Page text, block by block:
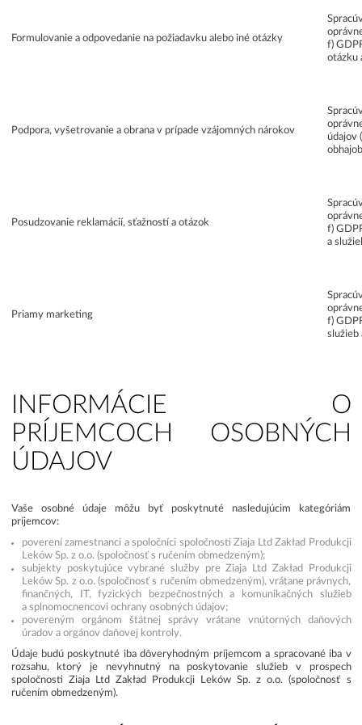
Formulovanie a odpovedanie na požiadavku alebo iné otázky
f)
otázku
Podpora, vyšetrovanie a obrana v prípade vzájomných nárokov
údajov
Posudzovanie reklamácií, sťažností a otázok
f)
a
Priamy marketing
f)
služieb
INFORMÁCIE O
PRÍJEMCOCH OSOBNÝCH
ÚDAJOV
Vaše osobné údaje môžu byť poskytnuté nasledujúcim kategóriám
príjemcov:
poverení zamestnanci a spoločníci spoločnosti Ziaja Ltd Zakład Produkcji
Leków Sp. z o.o. (spoločnosť s ručením obmedzeným);
subjekty poskytujúce vybrané služby pre Ziaja Ltd Zakład Produkcji
Leków Sp. z o.o. (spoločnosť s ručením obmedzeným), vrátane právnych,
finančných, IT, fyzických bezpečnostných a komunikačných služieb
a splnomocnencovi ochrany osobných údajov;
povereným orgánom štátnej správy vrátane vnútorných daňových
úradov a orgánov daňovej kontroly.
Údaje budú poskytnuté iba dôveryhodným príjemcom a spracované iba v
rozsahu, ktorý je nevyhnutný na poskytovanie služieb v prospech
spoločnosti Ziaja Ltd Zakład Produkcji Leków Sp. z o.o. (spoločnosť s
ručením obmedzeným).